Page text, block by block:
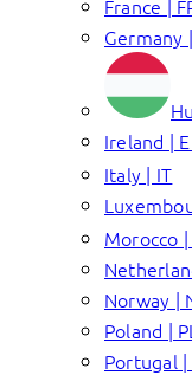
France |
Germany
Ireland |
Italy | IT
Morocco |
Norway |
Poland | PL
Portugal |